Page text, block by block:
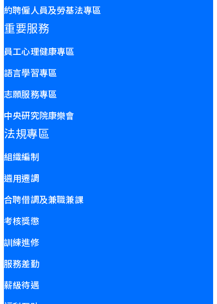
約聘僱人員及勞基法專區
重要服務
員工心理健康專區
語言學習專區
志願服務專區
中央研究院康樂會
法規專區
組織編制
遴用遷調
合聘借調及兼職兼課
考核獎懲
訓練進修
服務差勤
薪級待遇